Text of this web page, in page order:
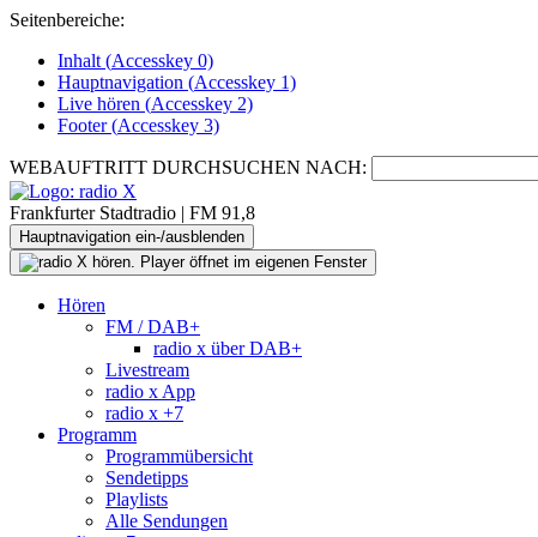
Seitenbereiche:
Inhalt (Accesskey 0)
Hauptnavigation (Accesskey 1)
Live hören (Accesskey 2)
Footer(Accesskey 3)
WEBAUFTRITT DURCHSUCHEN NACH:
Frankfurter Stadtradio | FM 91,8
Hauptnavigation ein-/ausblenden
Hören
FM / DAB+
radio x über DAB+
Livestream
radio x App
radio x +7
Programm
Programmübersicht
Sendetipps
Playlists
Alle Sendungen